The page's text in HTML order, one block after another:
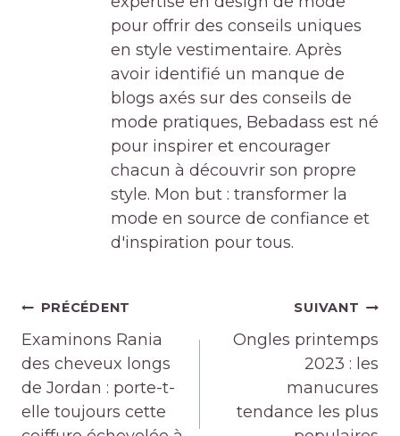
pour offrir des conseils uniques
en style vestimentaire. Après
avoir identifié un manque de
blogs axés sur des conseils de
mode pratiques, Bebadass est né
pour inspirer et encourager
chacun à découvrir son propre
style. Mon but : transformer la
mode en source de confiance et
d'inspiration pour tous.
Navigation
de
l’article
PRÉCÉDENT
Examinons Rania
des cheveux longs
de Jordan : porte-t-
elle toujours cette
SUIVANT
Ongles printemps
2023 : les
manucures
tendance les plus